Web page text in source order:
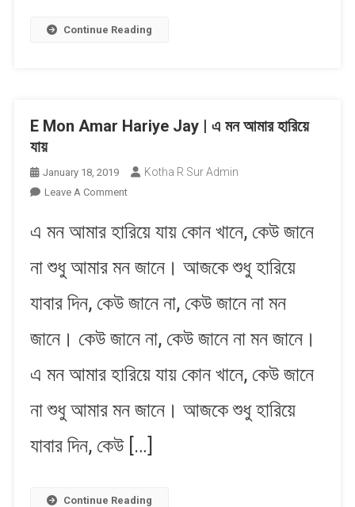
Continue Reading
E Mon Amar Hariye Jay | এ মন আমার হারিয়ে
যায়
January 18, 2019 Kotha R Sur Admin
Leave A CommentOn
Mon
Hariye
|
মন
হারিয়ে
এ মন আমার হারিয়ে যায় কোন খানে, কেউ জানে
না শুধু আমার মন জানে। আজকে শুধু হারিয়ে
যাবার দিন, কেউ জানে না, কেউ জানে না মন
জানে। কেউ জানে না, কেউ জানে না মন জানে।
এ মন আমার হারিয়ে যায় কোন খানে, কেউ জানে
না শুধু আমার মন জানে। আজকে শুধু হারিয়ে
যাবার দিন, কেউ […]
Continue Reading